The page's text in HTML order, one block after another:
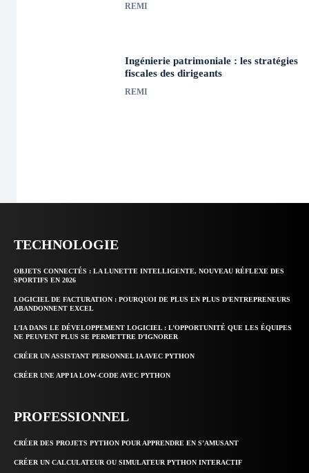
REMI
Ingénierie patrimoniale : les stratégies
fiscales des dirigeants
REMI
TECHNOLOGIE
OBJETS CONNECTÉS : LA LUNETTE INTELLIGENTE, NOUVEAU RÉFLEXE DES
SPORTIFS EN 2026
LOGICIEL DE FACTURATION : POURQUOI DE PLUS EN PLUS D’ENTREPRENEURS
ABANDONNENT EXCEL
L’IA DANS LE DÉVELOPPEMENT LOGICIEL : L’OPPORTUNITÉ QUE LES ÉQUIPES
NE PEUVENT PLUS SE PERMETTRE D’IGNORER
CRÉER UN ASSISTANT PERSONNEL IA AVEC PYTHON
CRÉER UNE APP IA LOW-CODE AVEC PYTHON
PROFESSIONNEL
CRÉER DES PROJETS PYTHON POUR APPRENDRE EN S’AMUSANT
CRÉER UN CALCULATEUR OU SIMULATEUR PYTHON INTERACTIF